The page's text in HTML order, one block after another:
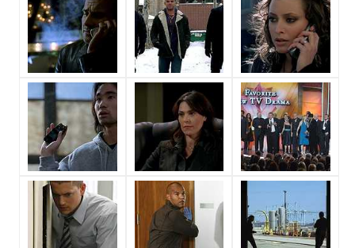
Tancredi، وید اندرو ویلیامز در نقش Brad Bellick و ویلیام فیکنردر نقش
Alex Mahone به ایفای نقش و بازیگری پرداخته‌اند. در سریال فرار از زندان
حدود 11 بازیگر جلوی دوربین رفته‌اند که از نظر تعداد بازیگران می‌توان فرار از
زندان را یک اثر پربازیگر عنوان کرد. از این‌لحاظ کارگردانی سریال فرار از زندان
باتوجه به بازی گرفتن از این تعداد بازیگر و مدیریت آنها کار بسیار دشواری بوده
است؛ باید بررسی کرد آیا
پائول شیورینگبه‌عنوان کارگردان و به‌عنوان بازیگردان
و همچنین تیم بازیگری فرار از زندان توانسته‌اند در این زمینه موفق باشند و
بازی‌های درخشانی را نمایش دهند؟
از دیگر بازیگران سریال فرار از زندان می‌توان به پل آدلستین
در نقش Paul
Kellerman، مارشال آلمن در نقش LJ Burrows، راکموند دانبار در نقش